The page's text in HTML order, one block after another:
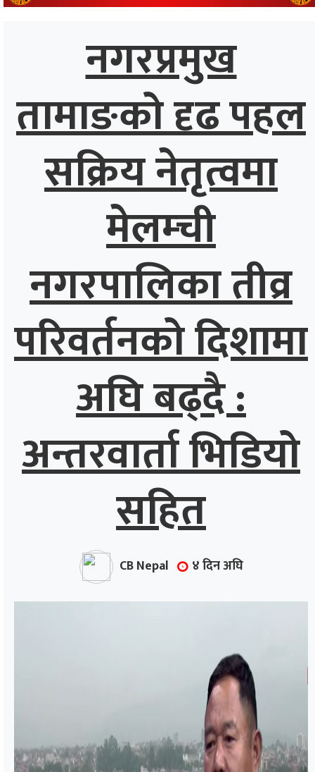
नगरप्रमुख
तामाङको दृढ पहल
सक्रिय नेतृत्वमा
मेलम्ची
नगरपालिका तीव्र
परिवर्तनको दिशामा
अघि बढ्दै :
अन्तरवार्ता भिडियो
सहित
CB Nepal ४ दिन अघि